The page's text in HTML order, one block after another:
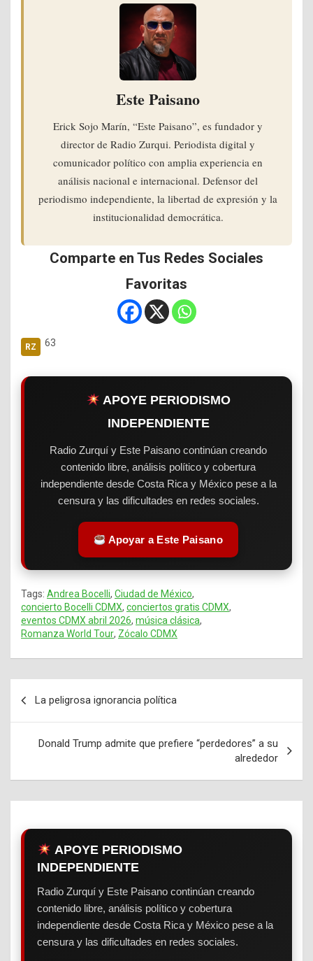
Este Paisano
Erick Sojo Marín, “Este Paisano”, es fundador y
director de Radio Zurqui. Periodista digital y
comunicador político con amplia experiencia en
análisis nacional e internacional. Defensor del
periodismo independiente, la libertad de expresión y la
institucionalidad democrática.
Comparte en Tus Redes Sociales
Favoritas
63
APOYE PERIODISMO
INDEPENDIENTE
Radio Zurquí y Este Paisano continúan creando
contenido libre, análisis político y cobertura
independiente desde Costa Rica y México pese a la
censura y las dificultades en redes sociales.
Apoyar a Este Paisano
Tags: Andrea Bocelli, Ciudad de México,
concierto Bocelli CDMX, conciertos gratis CDMX,
eventos CDMX abril 2026, música clásica,
Romanza World Tour, Zócalo CDMX
de
La peligrosa ignorancia política
Donald Trump admite que prefiere “perdedores” a su
alrededor
APOYE PERIODISMO
INDEPENDIENTE
Radio Zurquí y Este Paisano continúan creando
contenido libre, análisis político y cobertura
independiente desde Costa Rica y México pese a la
censura y las dificultades en redes sociales.